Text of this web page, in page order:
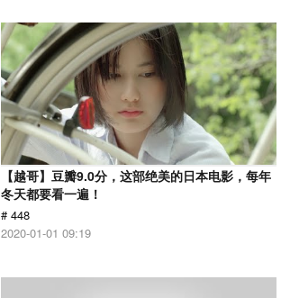
【越哥】豆瓣9.0分，这部绝美的日本电影，每年
冬天都要看一遍！
# 448
2020-01-01 09:19